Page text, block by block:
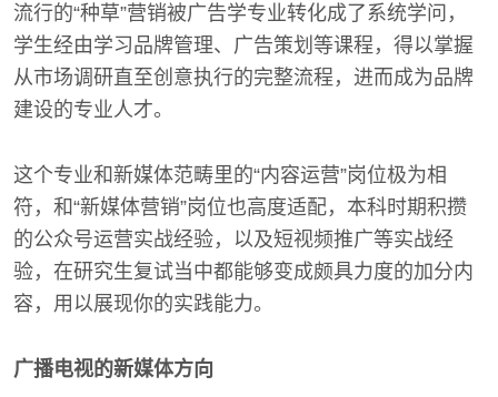
流行的“种草”营销被广告学专业转化成了系统学问，
学生经由学习品牌管理、广告策划等课程，得以掌握
从市场调研直至创意执行的完整流程，进而成为品牌
建设的专业人才。
这个专业和新媒体范畴里的“内容运营”岗位极为相
符，和“新媒体营销”岗位也高度适配，本科时期积攒
的公众号运营实战经验，以及短视频推广等实战经
验，在研究生复试当中都能够变成颇具力度的加分内
容，用以展现你的实践能力。
广播电视的新媒体方向